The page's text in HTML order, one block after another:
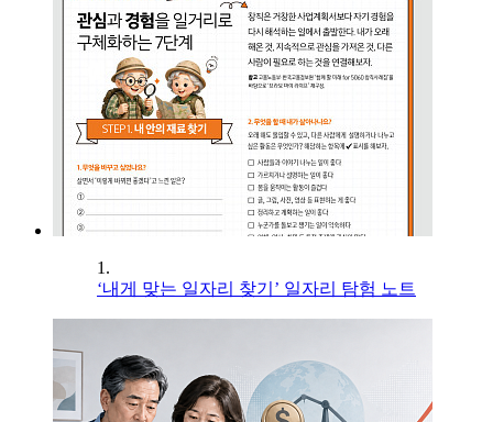
1.
‘내게 맞는 일자리 찾기’ 일자리 탐험 노트